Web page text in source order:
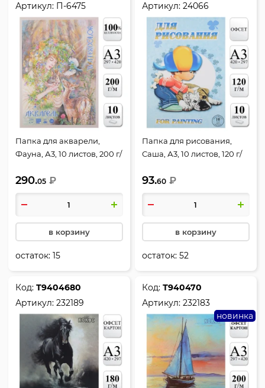
Артикул: П-6475
Папка для акварели,
Фауна, А3, 10 листов, 200 г/
Лилия Холдинг, П-6475
290.05 ₽
в корзину
остаток:15
Артикул:24066
Папка для рисования,
Саша, А3, 10 листов, 120 г/
Лилия Холдинг, 24066
93.60 ₽
в корзину
остаток:52
Код:Т9404680
Артикул:232189
Код:Т940470
Артикул:232183
новинка